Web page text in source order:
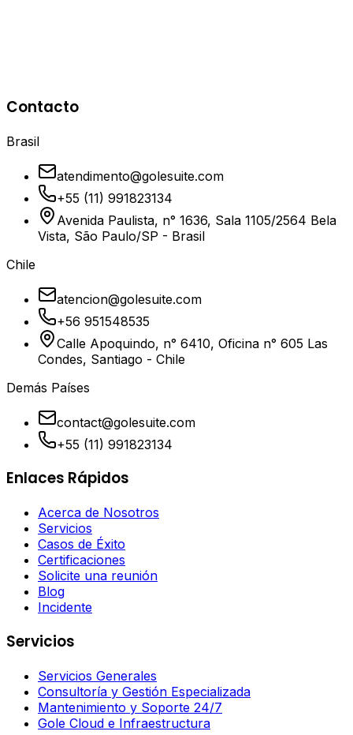
representando protección y estructura.
Contacto
Brasil
atendimento@golesuite.com
+55 (11) 991823134
Avenida Paulista, n° 1636, Sala 1105/2564 Bela
Vista, São Paulo/SP - Brasil
Chile
atencion@golesuite.com
+56 951548535
Calle Apoquindo, n° 6410, Oficina n° 605 Las
Condes, Santiago - Chile
Demás Países
contact@golesuite.com
+55 (11) 991823134
Enlaces Rápidos
Acerca de Nosotros
Servicios
Casos de Éxito
Certificaciones
Solicite una reunión
Blog
Incidente
Servicios
Servicios Generales
Consultoría y Gestión Especializada
Mantenimiento y Soporte 24/7
Gole Cloud e Infraestructura